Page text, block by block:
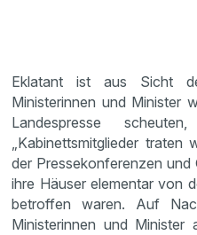
Eklatant ist aus Sicht
Ministerinnen und Minister
Landespresse
„Kabinettsmitglieder traten
der Pressekonferenzen
ihre Häuser elementar von
betroffen waren. Auf
Ministerinnen und Minister